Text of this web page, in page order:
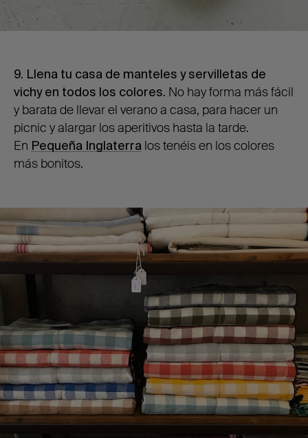
9. Llena tu casa de manteles y servilletas de
vichy en todos los colores. No hay forma más fácil
y barata de llevar el verano a casa, para hacer un
picnic y alargar los aperitivos hasta la tarde.
En Pequeña Inglaterra los tenéis en los colores
más bonitos.